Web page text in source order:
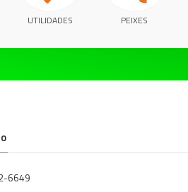
UTILIDADES PEIXES
6649